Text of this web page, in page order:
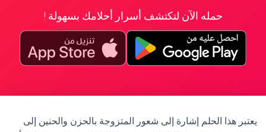
حمله الآن لتكتشف أسرار أحلامك بسهولة !
يعتبر هذا الحلم إشارة إلى شعور المتزوجة بالحزن والحنين إلى